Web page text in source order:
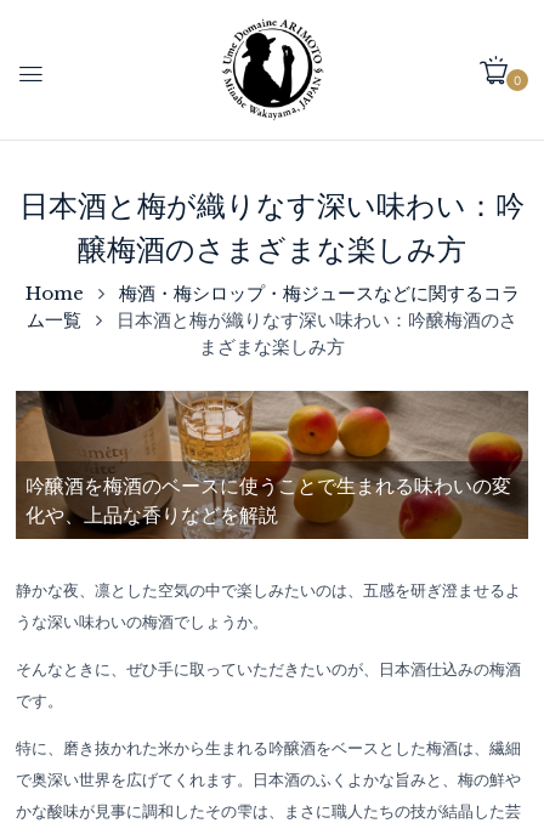
0
日本酒と梅が織りなす深い味わい：吟
醸梅酒のさまざまな楽しみ方
Home
梅酒・梅シロップ・梅ジュースなどに関するコラ
ム一覧
日本酒と梅が織りなす深い味わい：吟醸梅酒のさ
まざまな楽しみ方
吟醸酒を梅酒のベースに使うことで生まれる味わいの変
化や、上品な香りなどを解説
静かな夜、凛とした空気の中で楽しみたいのは、五感を研ぎ澄ませるよ
うな深い味わいの梅酒でしょうか。
そんなときに、ぜひ手に取っていただきたいのが、日本酒仕込みの梅酒
です。
特に、磨き抜かれた米から生まれる吟醸酒をベースとした梅酒は、繊細
で奥深い世界を広げてくれます。日本酒のふくよかな旨みと、梅の鮮や
かな酸味が見事に調和したその雫は、まさに職人たちの技が結晶した芸